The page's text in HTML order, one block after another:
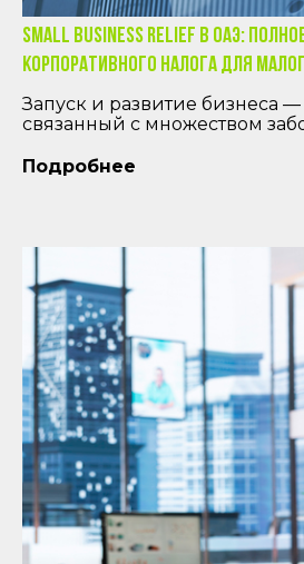
Small Business Relief в ОАЭ:
корпоративного налога для
Запуск и развитие бизнеса —
связанный с множеством
Подробнее